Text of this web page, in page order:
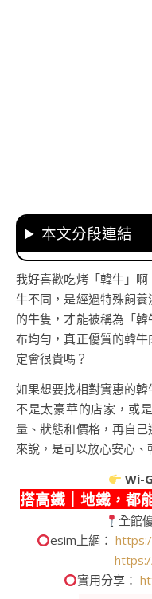
本文分段連結
我好喜歡吃烤「韓牛」啊！所謂的「韓牛」，與一般的韓國肉
牛不同，是經過特殊飼
的牛隻，才能被稱為「
布均勻，真正優質的韓
定會很貴嗎？
如果想要找相對實惠的
不是太豪華的店家，或
量、狀態和價格，再自
來說，是可以放心安心、
Wi-
搭高鐵｜地鐵，都
全館
esim上網：
實用分享：